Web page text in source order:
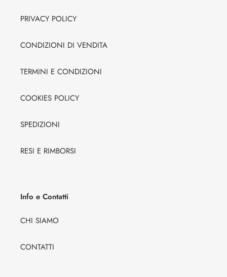
PRIVACY POLICY
CONDIZIONI DI VENDITA
TERMINI E CONDIZIONI
COOKIES POLICY
SPEDIZIONI
RESI E RIMBORSI
Info e Contatti
CHI SIAMO
CONTATTI